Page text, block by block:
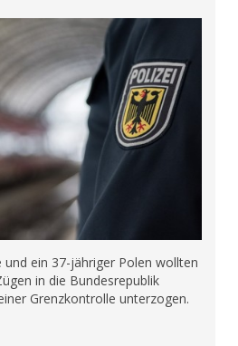
und ein 37-jähriger Polen wollten
in die Bundesrepublik
Grenzkontrolle unterzogen.